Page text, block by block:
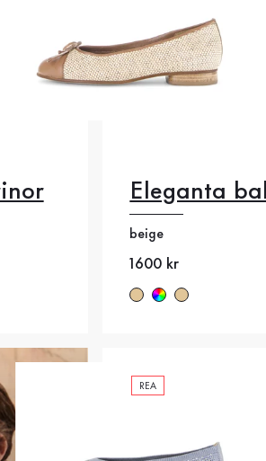
Eleganta
beige
Nytt pris
1600 kr
REA